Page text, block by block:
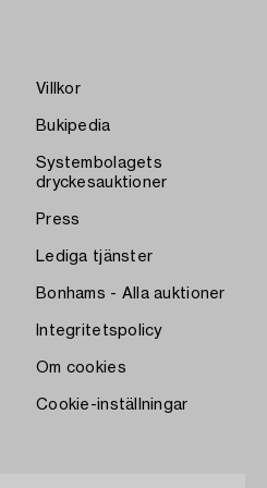
Villkor
Bukipedia
Systembolagets
dryckesauktioner
Press
Lediga tjänster
Bonhams - Alla auktioner
Integritetspolicy
Om cookies
Cookie-inställningar